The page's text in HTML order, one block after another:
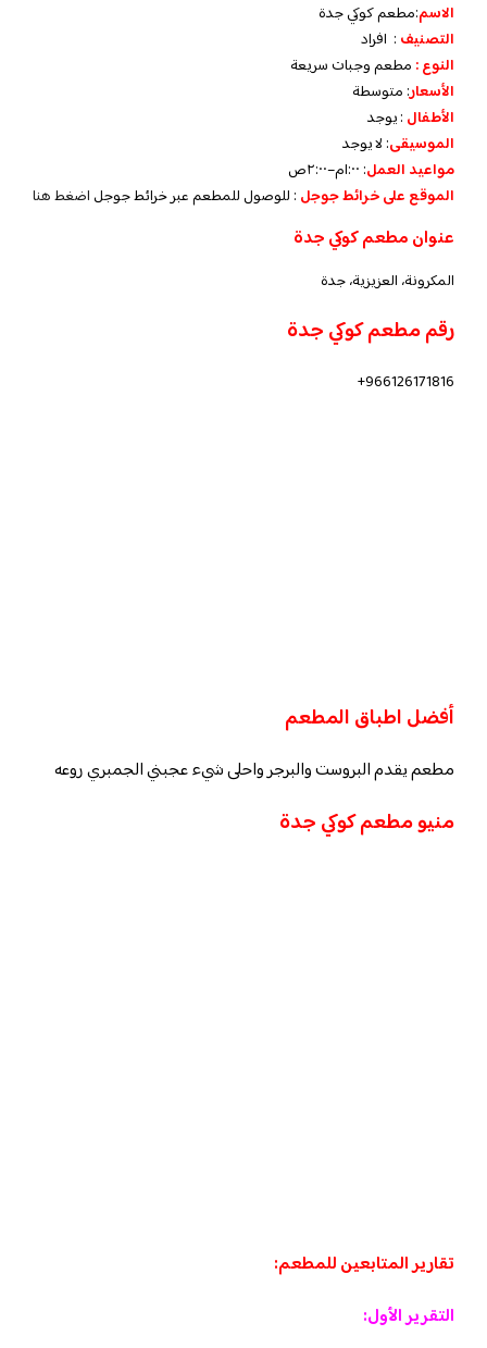
الاسم:مطعم كوكي جدة
التصنيف : افراد
النوع : مطعم وجبات سريعة
الأسعار: متوسطة
الأطفال :يوجد
الموسيقى: لا يوجد
مواعيد العمل: ١:٠٠م–٢:٠٠ص
الموقع على خرائط جوجل : للوصول للمطعم عبر خرائط جوجل اضغط هنا
عنوان مطعم كوكي جدة
المكرونة، العزيزية، جدة
رقم مطعم كوكي جدة
966126171816+
أفضل اطباق المطعم
مطعم يقدم البروست والبرجر واحلى شيء عجبني الجمبري روعه
منيو مطعم كوكي جدة
تقارير المتابعين للمطعم:
التقرير الأول: